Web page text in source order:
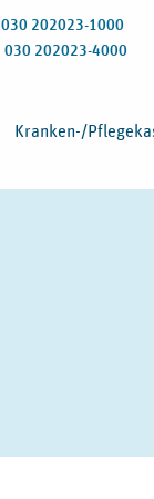
030 202023-1000
030 202023-4000
Kranken-/